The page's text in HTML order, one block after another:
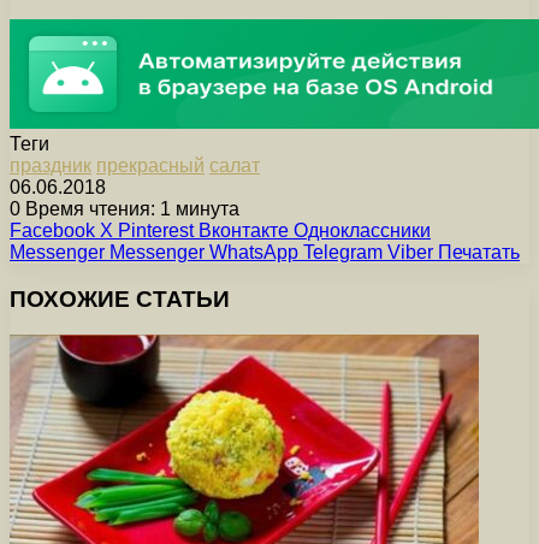
Теги
праздник прекрасный салат
06.06.2018
0 Время чтения: 1 минута
Facebook X Pinterest Вконтакте Одноклассники
Messenger Messenger WhatsApp Telegram Viber Печатать
ПОХОЖИЕ СТАТЬИ